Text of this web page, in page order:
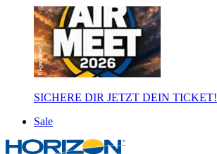
SICHERE DIR JETZT DEIN TICKET!
Sale